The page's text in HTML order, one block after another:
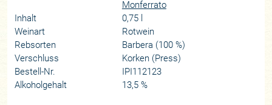
Monferrato
Inhalt
0,75 l
Weinart
Rotwein
Rebsorten
Barbera (100 %)
Verschluss
Korken (Press)
Bestell-Nr.
IPI112123
Alkoholgehalt
13,5 %